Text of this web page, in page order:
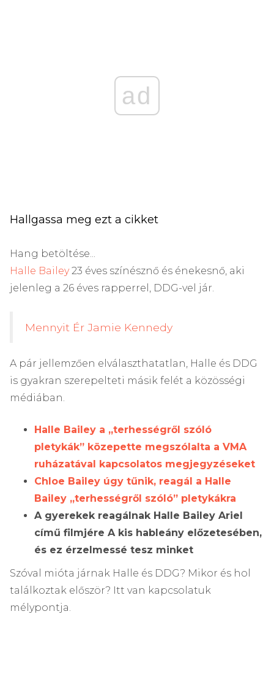
ad
Hallgassa meg ezt a cikket
Hang betöltése...
Halle Bailey23 éves színésznő és énekesnő, aki
jelenleg a 26 éves rapperrel, DDG-vel jár.
Mennyit Ér Jamie Kennedy
A pár jellemzően elválaszthatatlan, Halle és DDG
is gyakran szerepelteti másik felét a közösségi
médiában.
Halle Bailey a „terhességről szóló
pletykák” közepette megszólalta a VMA
ruházatával kapcsolatos megjegyzéseket
Chloe Bailey úgy tűnik, reagál a Halle
Bailey „terhességről szóló” pletykákra
A gyerekek reagálnak Halle Bailey Ariel
című filmjére A kis hableány előzetesében,
és ez érzelmessé tesz minket
Szóval mióta járnak Halle és DDG? Mikor és hol
találkoztak először? Itt van kapcsolatuk
mélypontja.